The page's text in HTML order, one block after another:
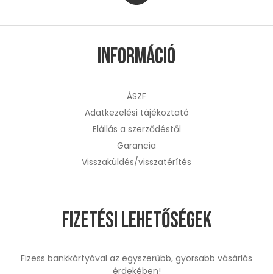
Információ
ÁSZF
Adatkezelési tájékoztató
Elállás a szerződéstől
Garancia
Visszaküldés/visszatérítés
Fizetési lehetőségek
Fizess bankkártyával az egyszerűbb, gyorsabb vásárlás
érdekében!